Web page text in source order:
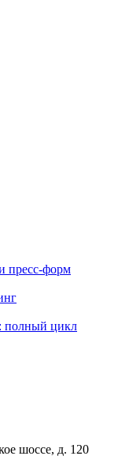
пресс-форм
полный цикл
шоссе, д. 120